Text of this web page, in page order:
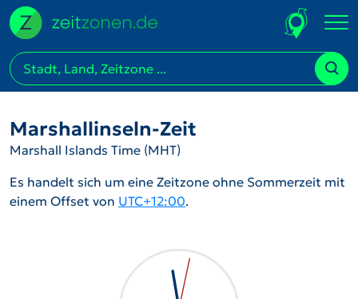
Marshallinseln-Zeit
Marshall Islands Time (MHT)
Es handelt sich um eine Zeitzone ohne Sommerzeit mit
einem Offset von UTC+12:00.